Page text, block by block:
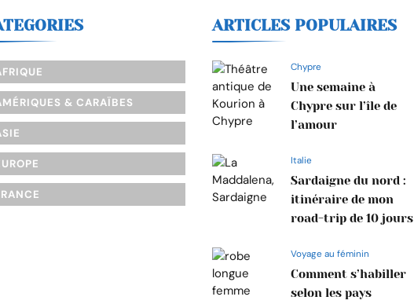
& CARAÏBES
ARTICLES POPULAIRES
Chypre
Une semaine à
Chypre sur l’île de
l’amour
Italie
Sardaigne du nord :
itinéraire de mon
road-trip de 10 jours
Voyage au féminin
Comment s’habiller
selon les pays